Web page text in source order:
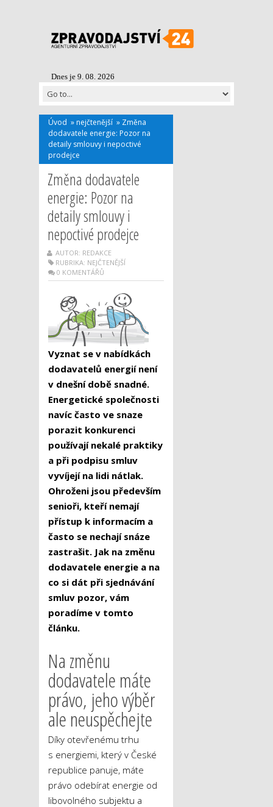
Dnes je 9. 08. 2026
Úvod » nejčtenější » Změna
dodavatele energie: Pozor na
detaily smlouvy i nepoctivé
prodejce
Změna dodavatele
energie: Pozor na
detaily smlouvy i
nepoctivé prodejce
AUTOR: REDAKCE
RUBRIKA: NEJČTENĚJŠÍ
0 KOMENTÁŘŮ
Vyznat se v nabídkách
dodavatelů energií není
v dnešní době snadné.
Energetické společnosti
navíc často ve snaze
porazit konkurenci
používají nekalé praktiky
a při podpisu smluv
vyvíjejí na lidi nátlak.
Ohroženi jsou především
senioři, kteří nemají
přístup k informacím a
často se nechají snáze
zastrašit. Jak na změnu
dodavatele energie a na
co si dát při sjednávání
smluv pozor, vám
poradíme v tomto
článku.
Na změnu
dodavatele máte
právo, jeho výběr
ale neuspěchejte
Díky otevřenému trhu
s energiemi, který v České
republice panuje, máte
právo odebírat energie od
libovolného subjektu a